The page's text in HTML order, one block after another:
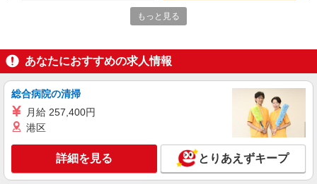
≪コールセンター≫
時給1200円〜 ※残業代支給 ★交通費別途支給
（規定あり） ゜+゜・。○。・゜+゜・。○。・゜
+゜ 入社祝い金10万円支給(規定有) お友達を紹介
い・週払い可能（規程有）★ ゜・。○。・゜
詳細を見る
紹介予定派遣
株式会社シエロ
もっと見る
あなたにおすすめの求人情報
総合病院の清掃
月給 257,400円
港区
詳細を見る とりあえずキープ